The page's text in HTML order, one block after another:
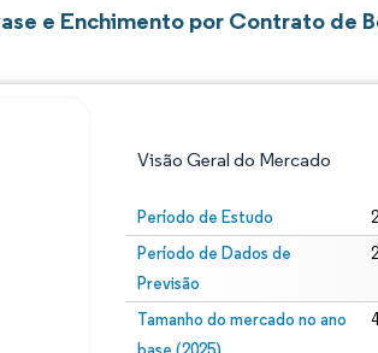
e Enchimento por Contrato de
Visão Geral do Mercado
Período de Estudo
Período de Dados de
Previsão
Tamanho do mercado no ano